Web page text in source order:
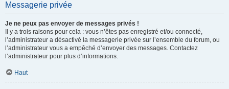
Messagerie privée
Je ne peux pas envoyer de messages privés !
Il y a trois raisons pour cela : vous n’êtes pas enregistré et/ou connecté,
l’administrateur a désactivé la messagerie privée sur l’ensemble du forum, ou
l’administrateur vous a empêché d’envoyer des messages. Contactez
l’administrateur pour plus d’informations.
Haut